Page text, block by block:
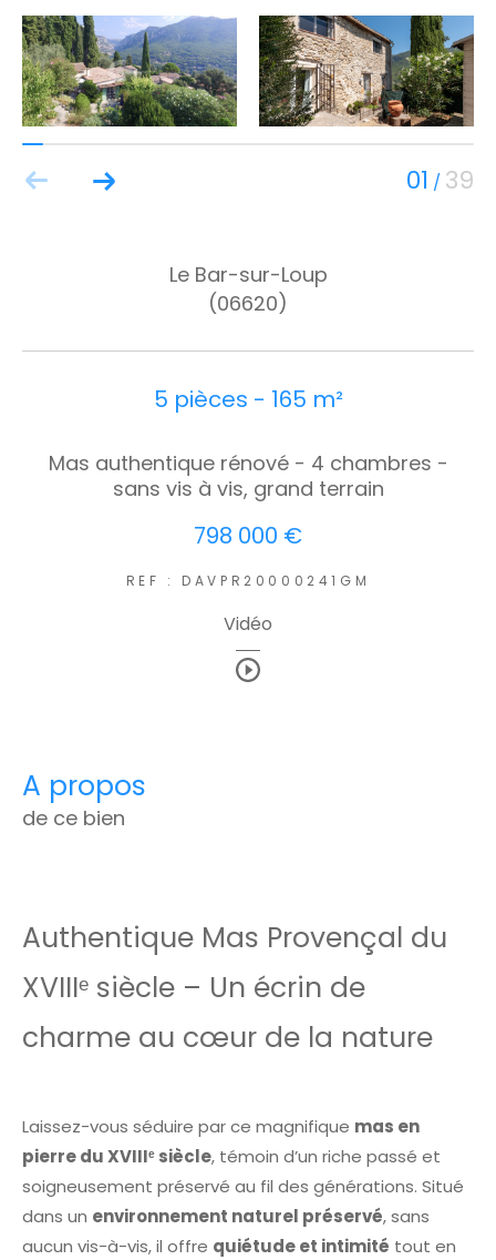
01 / 39
Le Bar-sur-Loup
(06620)
5 pièces - 165 m²
Mas authentique rénové - 4 chambres -
sans vis à vis, grand terrain
798 000 €
REF : DAVPR20000241GM
Vidéo
a propos
de ce bien
Authentique Mas Provençal du
XVIIIᵉ siècle – Un écrin de
charme au cœur de la nature
Laissez-vous séduire par ce magnifique mas en
pierre du XVIIIᵉ siècle, témoin d’un riche passé et
soigneusement préservé au fil des générations. Situé
dans un environnement naturel préservé, sans
aucun vis-à-vis, il offre quiétude et intimité tout en